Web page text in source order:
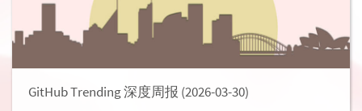
GitHub Trending 深度周报 (2026-03-30)